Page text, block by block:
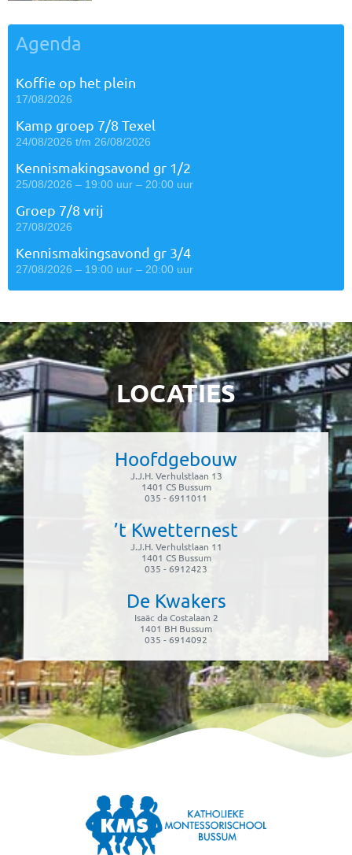
Agenda
Koffie op het plein
17/08/2026
Kamp groep 7/8 Texel
24/08/2026 t/m 26/08/2026
Kennismakingsavond gr 1/2
25/08/2026 – 19:00 uur – 20:00 uur
Groep 7/8 vrij
27/08/2026
Kennismakingsavond gr 3/4
27/08/2026 – 19:00 uur – 20:00 uur
LOCATIES
Hoofdgebouw
J.J.H. Verhulstlaan 13
1401 CS Bussum
035 - 6911011
’t Kwetternest
J.J.H. Verhulstlaan 11
1401 CS Bussum
035 - 6912423
De Kwakers
Isaäc da Costalaan 2
1401 BH Bussum
035 - 6914092